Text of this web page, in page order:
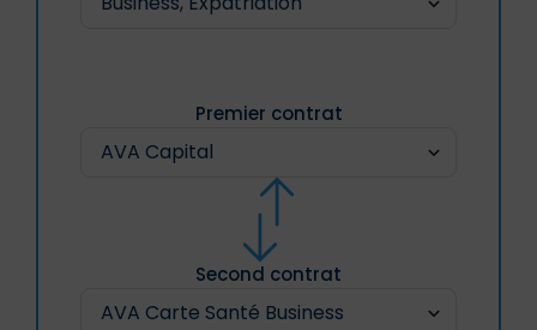
Premier contrat
Second contrat